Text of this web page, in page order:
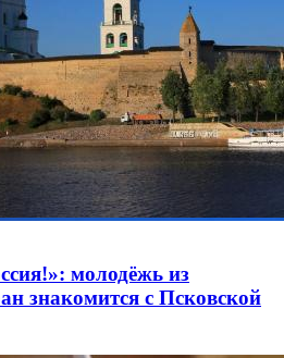
молодёжь из
знакомится с Псковской